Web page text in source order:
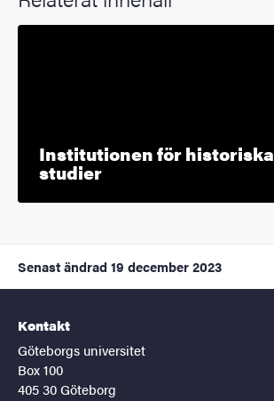
Institutionen för historiska
studier
Senast ändrad 19 december 2023
Kontakt
Göteborgs universitet
Box 100
405 30 Göteborg